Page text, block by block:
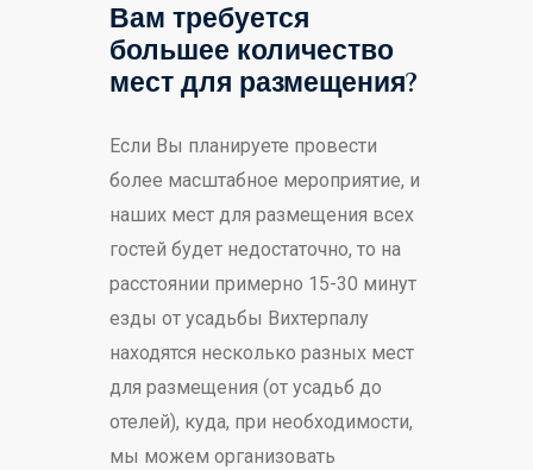
Вам требуется
большее количество
мест для размещения?
Если Вы планируете провести
более масштабное мероприятие, и
наших мест для размещения всех
гостей будет недостаточно, то на
расстоянии примерно 15-30 минут
езды от усадьбы Вихтерпалу
находятся несколько разных мест
для размещения (от усадьб до
отелей), куда, при необходимости,
мы можем организовать